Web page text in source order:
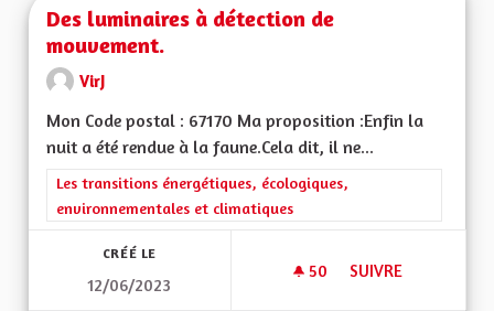
Des luminaires à détection de
mouvement.
VirJ
Mon Code postal : 67170 Ma proposition :Enfin la
nuit a été rendue à la faune.Cela dit, il ne...
Filtrer les résultats de la catégorie : Les transitions
Les transitions énergétiques, écologiques,
environnementales et climatiques
CRÉÉ LE
12/06/2023
50 50 ABONNÉS
SUIVRE